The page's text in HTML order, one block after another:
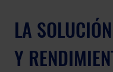
LA
Y